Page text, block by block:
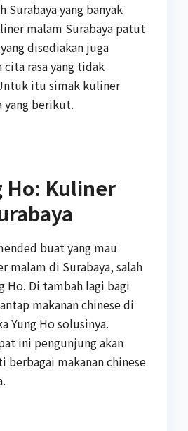
Surabaya yang banyak
malam Surabaya patut
disediakan juga
cita rasa yang tidak
itu simak kuliner
yang berikut.
Kuliner
buat yang mau
malam di Surabaya, salah
Ho. Di tambah lagi bagi
makanan chinese di
Yung Ho solusinya.
ini pengunjung akan
berbagai makanan chinese